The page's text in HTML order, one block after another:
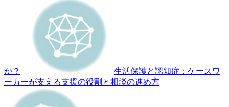
か？
生活保護と認知症：ケースワ
ーカーが支える支援の役割と相談の進め方